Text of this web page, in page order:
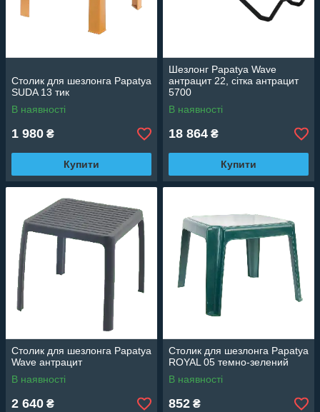
Столик для шезлонга Papatya
SUDA 13 тик
В наявності
1 980 ₴
Купити
Шезлонг Papatya Wave
антрацит 22, сітка антрацит
5700
В наявності
18 864 ₴
Купити
Столик для шезлонга Papatya
Wave антрацит
В наявності
2 640 ₴
Столик для шезлонга Papatya
ROYAL 05 темно-зелений
В наявності
852 ₴